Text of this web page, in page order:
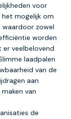
voor
mogelijk om
waardoor zowel
worden
veelbelovend
laadpalen
van de
aan
van
de